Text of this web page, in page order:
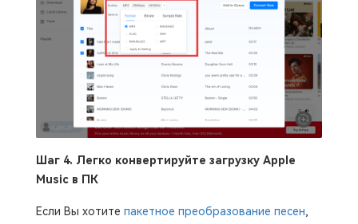
Шаг 4. Легко конвертируйте загрузку Apple
Music в ПК
Если Вы хотите пакетное преобразование песен,